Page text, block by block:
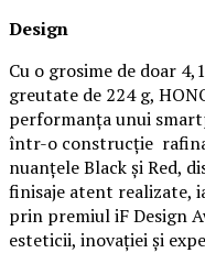
Design
Cu o grosime de doar
greutate de 224 g,
performanța unui
într-o construcție
nuanțele Black și Red,
finisaje atent realizate,
prin premiul iF Design
esteticii, inovației și